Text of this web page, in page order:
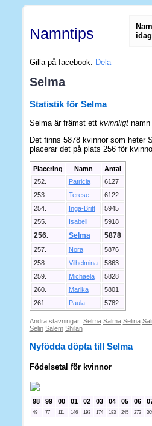
Namntips
Gilla på facebook: Dela
Selma
Statistik för Selma
Selma är främst ett kvinnligtnamn
Det finns 5878 kvinnor som heter
placerar det på plats 256 för
Placering Namn
Antal
252.
Patricia
6127
253.
Terese
6122
254.
Inga-Britt
5945
255.
Isabell 5918
256. Selma 5878
257. Nora
5876
258.
Vilhelmina
5863
259.
Michaela
5828
260.
Marika
5801
261.
Paula 5782
Andra stavningar: Selma Salma Selina
Selin Salem Shilan
Nyfödda döpta till Selma
Födelsetal för kvinnor
98 99 00 01 02 03 04 05 06
49 77 111 146 193 174 183 245 273